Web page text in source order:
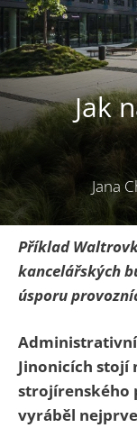
Jak
Jana
Příklad
kancelářských
úsporu
Administrativní
Jinonicích stojí
strojírenského
vyráběl